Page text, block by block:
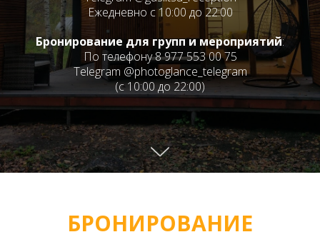
Ежедневно c 10:00 до 22:00
Бронирование для группи мероприятий:
По телефону 8 977 553 00 75
Telegram @photoglance_telegram
(с 10:00 до 22:00)
БРОНИРОВАНИЕ